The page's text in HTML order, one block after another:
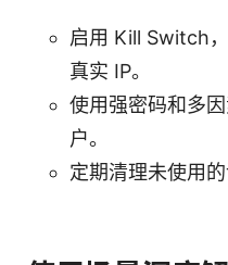
启用 Kill Switch
真实 IP。
使用强密码和多
户。
定期清理未使用